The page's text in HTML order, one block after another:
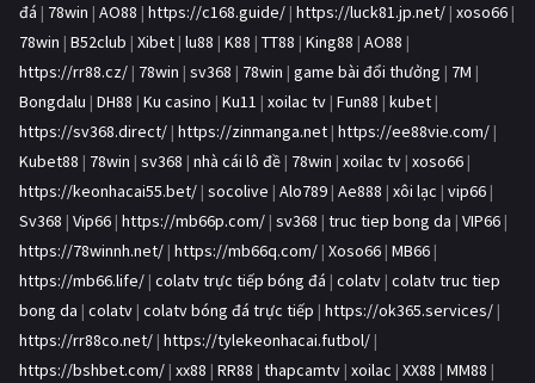
đá | 78win | AO88 | https://c168.guide/ | https://luck81.jp.net/ | xoso66 |
78win | B52club | Xibet | lu88 | K88 | TT88 | King88 | AO88 |
https://rr88.cz/ | 78win | sv368 | 78win | game bài đổi thưởng | 7M |
Bongdalu | DH88 | Ku casino | Ku11 | xoilac tv | Fun88 | kubet |
https://sv368.direct/ | https://zinmanga.net | https://ee88vie.com/ |
Kubet88 | 78win | sv368 | nhà cái lô đề | 78win | xoilac tv | xoso66 |
https://keonhacai55.bet/ | socolive | Alo789 | Ae888 | xôi lạc | vip66 |
Sv368 | Vip66 | https://mb66p.com/ | sv368 | truc tiep bong da | VIP66 |
https://78winnh.net/ | https://mb66q.com/ | Xoso66 | MB66 |
https://mb66.life/ | colatv trực tiếp bóng đá | colatv | colatv truc tiep
bong da | colatv | colatv bóng đá trực tiếp | https://ok365.services/ |
https://rr88co.net/ | https://tylekeonhacai.futbol/ |
https://bshbet.com/ | xx88 | RR88 | thapcamtv | xoilac | XX88 | MM88 |